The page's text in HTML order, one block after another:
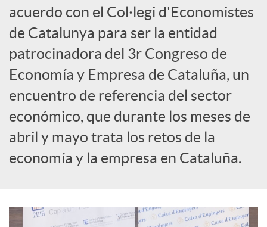
o
c
i
a
l
e
acuerdo con el Col·legi d'Economistes
de Catalunya para ser la entidad
patrocinadora del 3r Congreso de
Economía y Empresa de Cataluña, un
encuentro de referencia del sector
económico, que durante los meses de
abril y mayo trata los retos de la
economía y la empresa en Cataluña.